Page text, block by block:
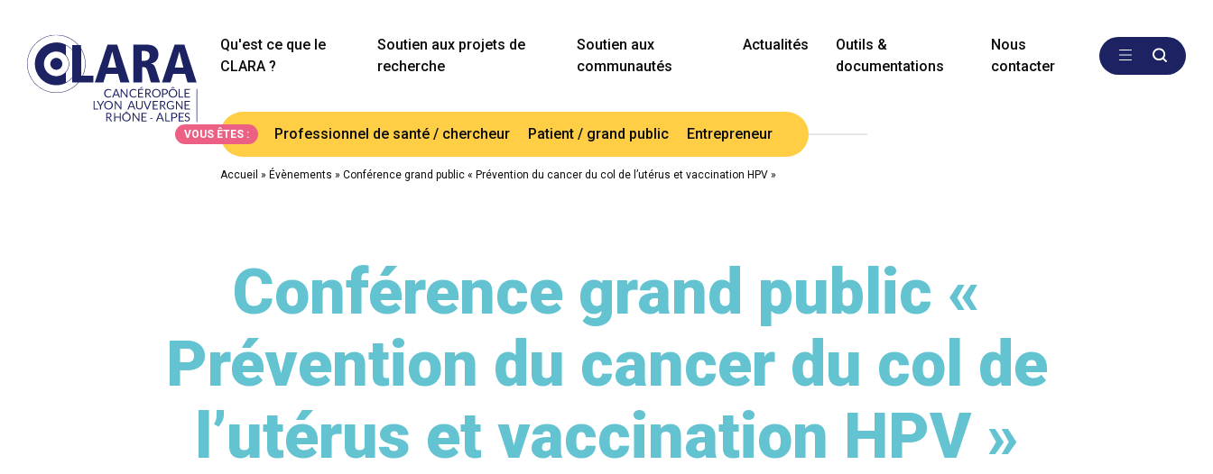
Qu'est ce que le
CLARA ?
Soutien aux projets de
recherche
Soutien aux
communautés
Actualités
Outils &
documentations
Nous
contacter
VOUS ÊTES : Professionnel de santé / chercheur Patient / grand public Entrepreneur
Accueil » Évènements » Conférence grand public « Prévention du cancer du col de l’utérus et vaccination HPV »
Conférence grand public «
Prévention du cancer du col de
l’utérus et vaccination HPV »